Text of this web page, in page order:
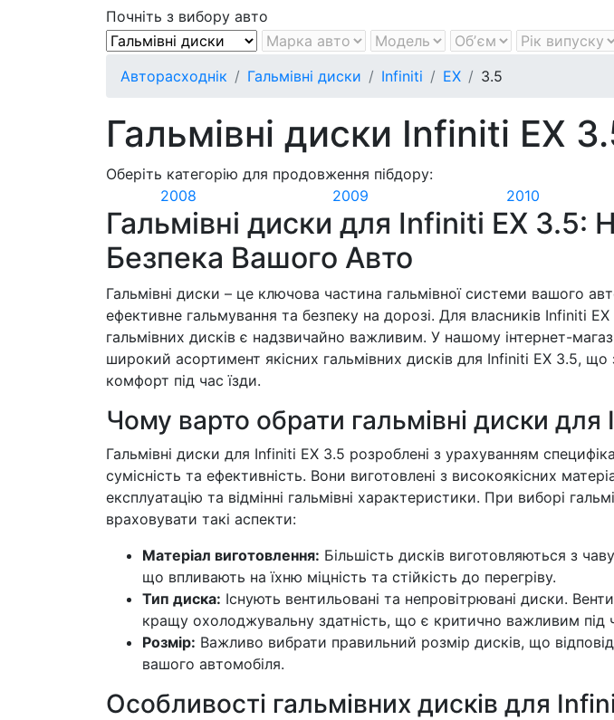
Почніть з вибору авто
Авторасходнік
Гальмівні диски Infiniti EX 3.5
Гальмівні диски Infiniti EX
Оберіть категорію для продовження пібдору:
2008
2009 2010
Гальмівні диски для Infiniti EX 3.5:
Безпека Вашого Авто
Гальмівні диски – це ключова частина гальмівної системи вашого
ефективне гальмування та безпеку на дорозі. Для власників Infiniti
гальмівних дисків є надзвичайно важливим. У нашому інтернет-
широкий асортимент якісних гальмівних дисків для Infiniti EX 3.5, що
комфорт під час їзди.
Чому варто обрати гальмівні диски
Гальмівні диски для Infiniti EX 3.5 розроблені з урахуванням
сумісність та ефективність. Вони виготовлені з високоякісних
експлуатацію та відмінні гальмівні характеристики. При виборі
враховувати такі аспекти:
Матеріал виготовлення: Більшість дисків виготовляються з
що впливають на їхню міцність та стійкість до перегріву.
Тип диска: Існують вентильовані та непровітрювані диски.
кращу охолоджувальну здатність, що є критично важливим під
Розмір: Важливо вибрати правильний розмір дисків, що
вашого автомобіля.
Особливості гальмівних дисків для